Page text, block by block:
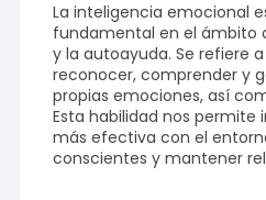
La inteligencia emocional
fundamental en el ámbito
y la autoayuda. Se refiere
reconocer, comprender y
propias emociones, así
Esta habilidad nos
más efectiva con el
conscientes y mantener